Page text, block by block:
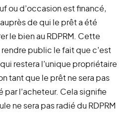
ou d’occasion est financé,
de qui le prêt a été
le bien au RDPRM. Cette
public le fait que c’est
restera l’unique propriétaire
tant que le prêt ne sera pas
l’acheteur. Cela signifie
ne sera pas radié du RDPRM